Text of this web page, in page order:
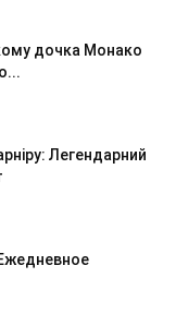
дочка Монако
Легендарний